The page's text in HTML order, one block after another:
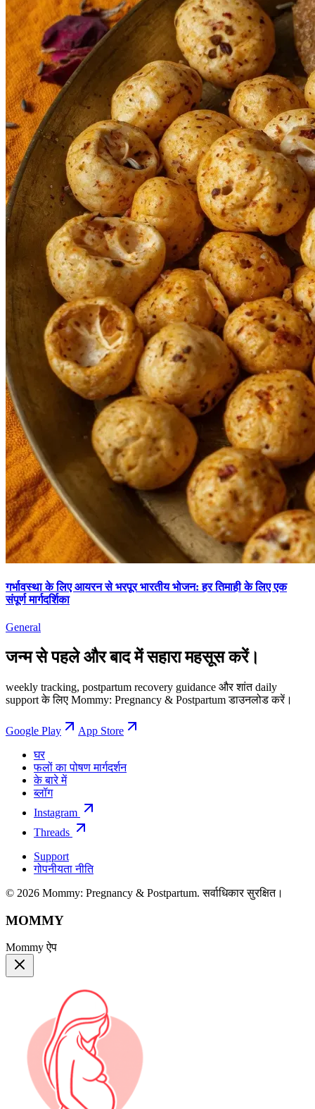
गर्भावस्था के लिए आयरन से भरपूर भारतीय भोजन: हर तिमाही के लिए एक
संपूर्ण मार्गदर्शिका
General
जन्म से पहले और बाद में सहारा महसूस करें।
weekly tracking, postpartum recovery guidance और शांत daily
support के लिए Mommy: Pregnancy & Postpartum डाउनलोड करें।
Google Play
App Store
घर
फलों का पोषण मार्गदर्शन
के बारे में
ब्लॉग
Instagram
Threads
Support
गोपनीयता नीति
© 2026 Mommy: Pregnancy & Postpartum. सर्वाधिकार सुरक्षित।
MOMMY
Mommy ऐप